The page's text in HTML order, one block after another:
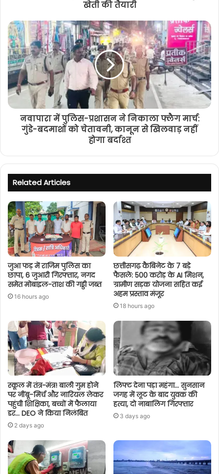
खेती की तैयारी
नवापारा में पुलिस-प्रशासन ने निकाला फ्लैग मार्च:
गुंडे-बदमाशों को चेतावनी, कानून से खिलवाड़ नहीं
होगा बर्दाश्त
Related Articles
जुआ फड़ में राजिम पुलिस का
छापा, 6 जुआरी गिरफ्तार, नगद
समेत मोबाइल-ताश की गड्डी जब्त
16 hours ago
छत्तीसगढ़ कैबिनेट के 7 बड़े
फैसले: 500 करोड़ के AI मिशन,
ग्रामीण सड़क योजना सहित कई
अहम प्रस्ताव मंजूर
18 hours ago
स्कूल में तंत्र-मंत्र! बाली गुम होने
पर नींबू-मिर्च और नारियल लेकर
पहुंची शिक्षिका, बच्चों में फैलाया
डर… DEO ने किया निलंबित
2 days ago
लिफ्ट देना पड़ा महंगा… सुनसान
जगह में लूट के बाद युवक की
हत्या, दो नाबालिग गिरफ्तार
3 days ago